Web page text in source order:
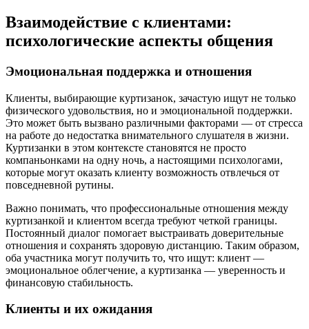
Взаимодействие с клиентами:
психологические аспекты общения
Эмоциональная поддержка и отношения
Клиенты, выбирающие куртизанок, зачастую ищут не только
физического удовольствия, но и эмоциональной поддержки.
Это может быть вызвано различными факторами — от стресса
на работе до недостатка внимательного слушателя в жизни.
Куртизанки в этом контексте становятся не просто
компаньонками на одну ночь, а настоящими психологами,
которые могут оказать клиенту возможность отвлечься от
повседневной рутины.
Важно понимать, что профессиональные отношения между
куртизанкой и клиентом всегда требуют четкой границы.
Постоянный диалог помогает выстраивать доверительные
отношения и сохранять здоровую дистанцию. Таким образом,
оба участника могут получить то, что ищут: клиент —
эмоциональное облегчение, а куртизанка — уверенность и
финансовую стабильность.
Клиенты и их ожидания